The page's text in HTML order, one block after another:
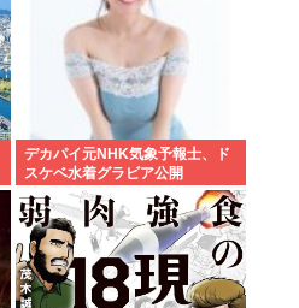
デカパイ元NHK気象予報士、ド
スケベ水着グラビア公開